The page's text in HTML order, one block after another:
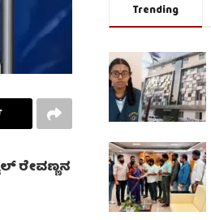
ರೇವಣ್ಣನ
Trending